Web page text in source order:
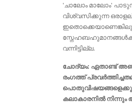
'ചാലോം മാലോം'
വിശ്വസിക്കുന്ന
വന്നിട്ടില്ല.
ചോദ്യം: ഏതാണ്ട്
രംഗത്ത്
കലാകാരനിൽ